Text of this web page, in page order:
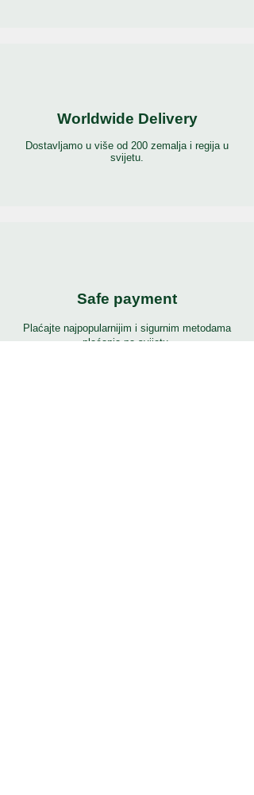
Worldwide Delivery
Dostavljamo u više od 200 zemalja i regija u
svijetu.
Safe payment
Plaćajte najpopularnijim i sigurnim metodama
plaćanja na svijetu.